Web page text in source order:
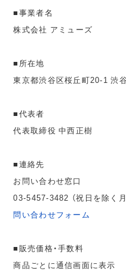
■事業者名
株式会社 アミューズ
■所在地
東京都渋谷区桜丘町20-1 渋
■代表者
代表取締役 中西正樹
■連絡先
お問い合わせ窓口
03-5457-3482 （祝日を除く
問い合わせフォーム
■販売価格・手数料
商品ごとに通信画面に表示